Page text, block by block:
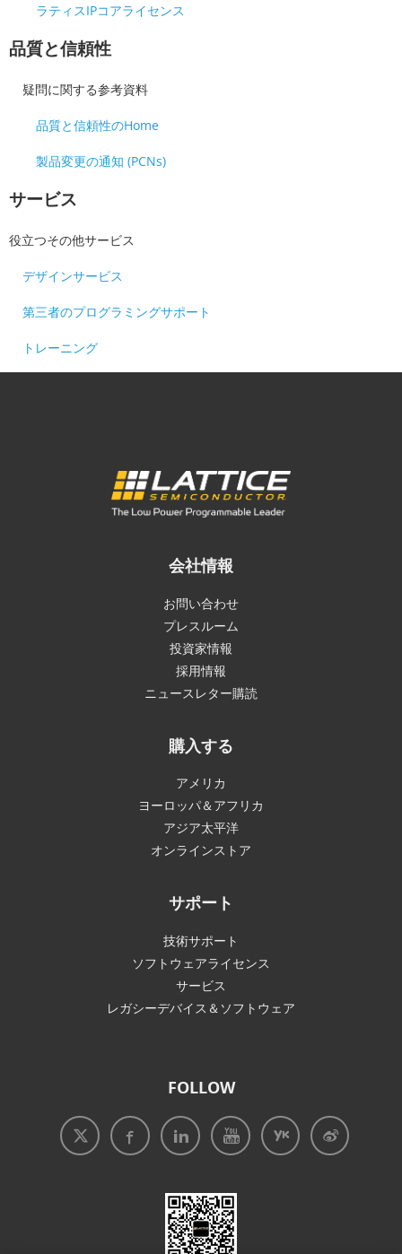
ラティスIPコアライセンス
品質と信頼性
疑問に関する参考資料
品質と信頼性のHome
製品変更の通知 (PCNs)
サービス
役立つその他サービス
デザインサービス
第三者のプログラミングサポート
トレーニング
会社情報
お問い合わせ
プレスルーム
投資家情報
採用情報
ニュースレター購読
購入する
アメリカ
ヨーロッパ＆アフリカ
アジア太平洋
オンラインストア
サポート
技術サポート
ソフトウェアライセンス
サービス
レガシーデバイス＆ソフトウェア
FOLLOW